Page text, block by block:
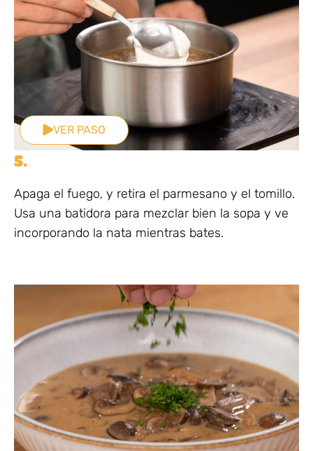
VER PASO
5.
Apaga el fuego, y retira el parmesano y el tomillo.
Usa una batidora para mezclar bien la sopa y ve
incorporando la nata mientras bates.